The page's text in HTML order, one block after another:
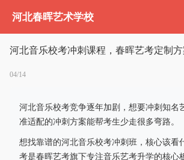
河北春晖艺术学校
河北音乐校考冲刺课程，春晖艺考定制
04/14
河北音乐校考竞争逐年加剧，想要冲刺知名
准适配的冲刺方案能帮考生少走很多弯路。
想找靠谱的河北音乐校考冲刺班，核心该看
考是春晖艺考旗下专注音乐艺考升学的核心